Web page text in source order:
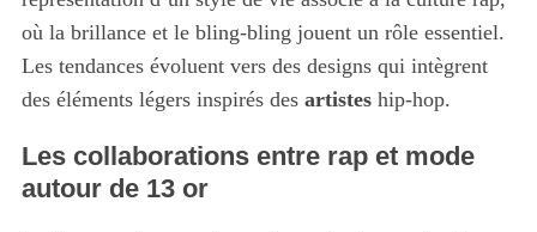
où la brillance et le bling-bling jouent un rôle essentiel.
Les tendances évoluent vers des designs qui intègrent
des éléments légers inspirés des artisteship-hop.
Les collaborations entre rap et mode
autour de 13 or